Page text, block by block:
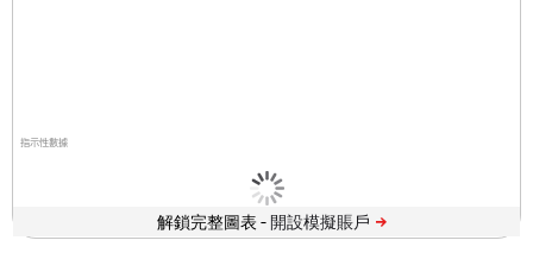
指示性數據
解鎖完整圖表 -